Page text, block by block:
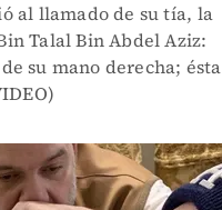
al llamado de su tía, la
Talal Bin Abdel Aziz:
su mano derecha; ésta